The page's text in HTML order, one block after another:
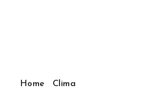
Home Clima